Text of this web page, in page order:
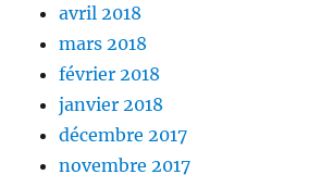
avril 2018
mars 2018
février 2018
janvier 2018
décembre 2017
novembre 2017